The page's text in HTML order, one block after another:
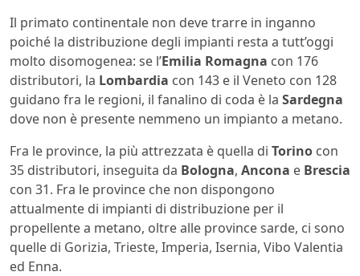
Il primato continentale non deve trarre in inganno
poiché la distribuzione degli impianti resta a tutt’oggi
molto disomogenea: se l’Emilia Romagna con 176
distributori, la Lombardia con 143 e il Veneto con 128
guidano fra le regioni, il fanalino di coda è la Sardegna
dove non è presente nemmeno un impianto a metano.
Fra le province, la più attrezzata è quella di Torino con
35 distributori, inseguita da Bologna, Ancona e Brescia
con 31. Fra le province che non dispongono
attualmente di impianti di distribuzione per il
propellente a metano, oltre alle province sarde, ci sono
quelle di Gorizia, Trieste, Imperia, Isernia, Vibo Valentia
ed Enna.